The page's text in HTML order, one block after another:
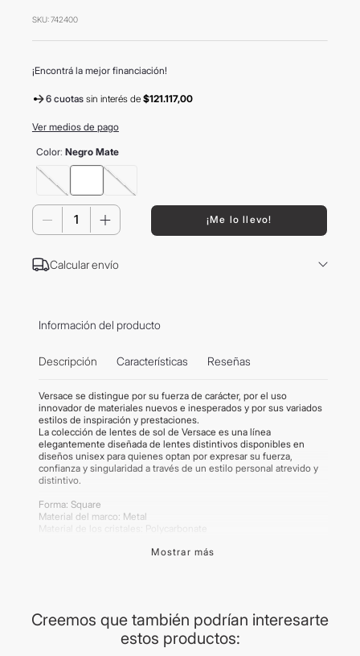
SKU:742400
¡Encontrá la mejor financiación!
6 cuotas sin interésde $121.117,00
Ver medios de pago
Color: Negro Mate
＋
－ ¡Me lo llevo!
Calcular envío
Información del producto
Descripción Características Reseñas
Versace se distingue por su fuerza de carácter, por el uso
innovador de materiales nuevos e inesperados y por sus variados
estilos de inspiración y prestaciones.
La colección de lentes de sol de Versace es una línea
elegantemente diseñada de lentes distintivos disponibles en
diseños unisex para quienes optan por expresar su fuerza,
confianza y singularidad a través de un estilo personal atrevido y
distintivo.
Forma: Square
Material del marco: Metal
Material de los cristales: Polycarbonate
marca. La procedencia del lente puede variar según la producción
del proveedor. Las medidas son brindadas por el proveedor y son
aproximadas. Las imágenes publicadas son meramente
ilustrativas. Los productos pueden renovar su packaging.
Mostrar más
Creemos que también podrían interesarte
estos productos:
9. hugo boss
10. tom ford